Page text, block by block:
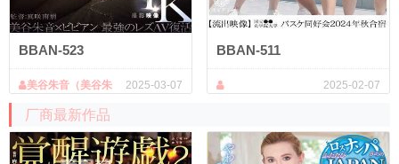
BBAN-523
2025-03-07
美谷朱音（美谷朱
名心春
BBAN-511
2025-02-07
厂商最新作品